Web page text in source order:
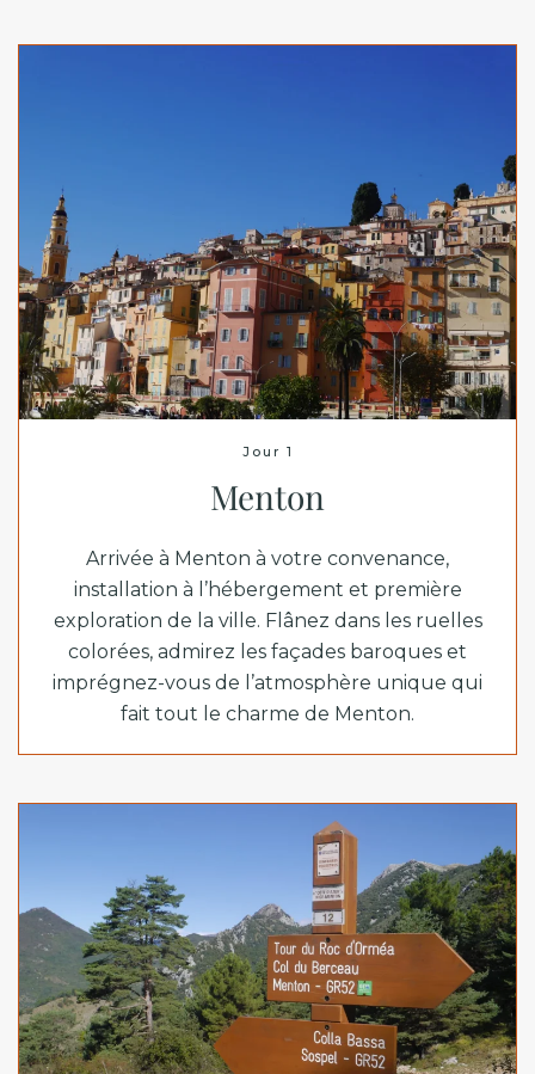
Jour 1
Menton
Arrivée à Menton à votre convenance,
installation à l’hébergement et première
exploration de la ville. Flânez dans les ruelles
colorées, admirez les façades baroques et
imprégnez-vous de l’atmosphère unique qui
fait tout le charme de Menton.